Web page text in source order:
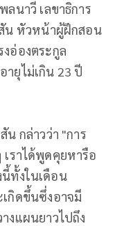
นาวี เลขาธิการ
น หัวหน้าผู้ฝึกสอน
อ่องตระกูล
ยุไม่เกิน 23 ปี
กล่าวว่า "การ
เราได้พูดคุยหารือ
นี้ทั้งในเดือน
กิดขึ้นซึ่งอาจมี
งแผนยาวไปถึง